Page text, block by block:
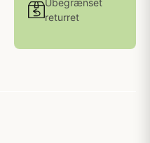
Ubegrænset
returret